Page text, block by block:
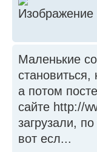
Маленькие
становиться,
а потом
сайте http://
загрузали,
вот есл...